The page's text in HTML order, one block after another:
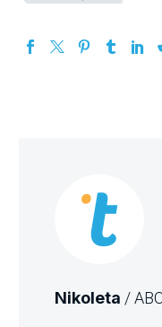
Nikoleta /